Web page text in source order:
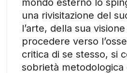
mondo esterno lo
una rivisitazione del
l’arte, della sua
procedere verso
critica di se stesso, si
sobrietà